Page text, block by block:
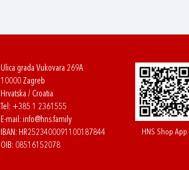
Ulica grada Vukovara 269A
10000 Zagreb
Hrvatska / Croatia
Tel: +385 1 2361555
E-mail: info@hns.family
IBAN: HR2523400091100187844
OIB: 08516152078
HNS Shop App